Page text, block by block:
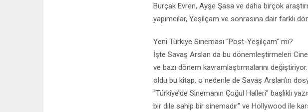
Burçak Evren, Ayşe Şasa ve daha birçok
yapımcılar, Yeşilçam ve sonrasına dair farklı
Yeni Türkiye Sineması “Post-Yeşilçam” mı?
İşte Savaş Arslan da bu dönemleştirmeleri
ve bazı dönem kavramlaştırmalarını
oldu bu kitap, o nedenle de Savaş Arslan’ın
“Türkiye’de Sinemanın Çoğul Halleri” başlıklı
bir dile sahip bir sinemadır” ve Hollywood ile